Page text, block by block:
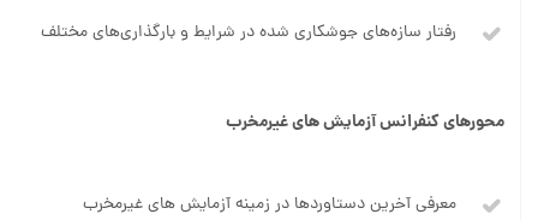
رفتار سازه‌های جوشکاری شده در شرایط و بارگذاری‌های مختلف
محورهای کنفرانس آزمایش های غیرمخرب
معرفی آخرین دستاوردها در زمینه آزمایش های غیرمخرب